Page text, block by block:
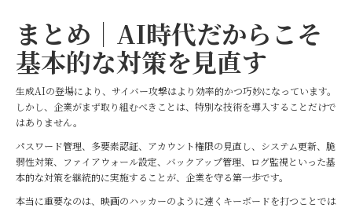
まとめ｜AI時代だからこそ
基本的な対策を見直す
生成AIの登場により、サイバー攻撃はより効率的かつ巧妙になっています。
しかし、企業がまず取り組むべきことは、特別な技術を導入することだけで
はありません。
パスワード管理、多要素認証、アカウント権限の見直し、システム更新、脆
弱性対策、ファイアウォール設定、バックアップ管理、ログ監視といった基
本的な対策を継続的に実施することが、企業を守る第一歩です。
本当に重要なのは、映画のハッカーのように速くキーボードを打つことでは